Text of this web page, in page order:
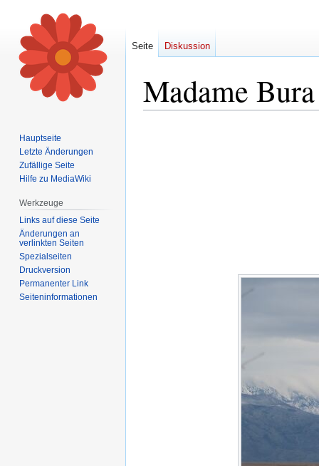
Madame
Seite Diskussion
Hauptseite
Letzte Änderungen
Zufällige Seite
Hilfe zu MediaWiki
Werkzeuge
Links auf diese Seite
Änderungen an
verlinkten Seiten
Spezialseiten
Druckversion
Permanenter Link
Seiten­informationen